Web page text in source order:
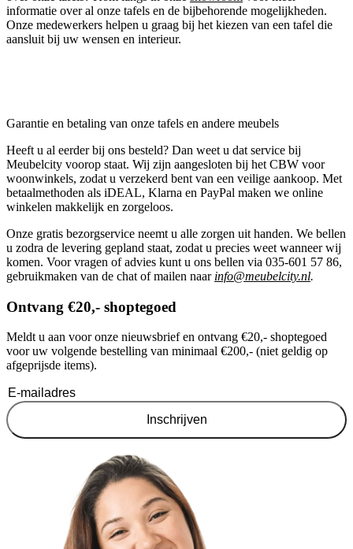
informatie over al onze tafels en de bijbehorende mogelijkheden.
Onze medewerkers helpen u graag bij het kiezen van een tafel die
aansluit bij uw wensen en interieur.
Garantie en betaling van onze tafels en andere meubels
Heeft u al eerder bij ons besteld? Dan weet u dat service bij
Meubelcity voorop staat. Wij zijn aangesloten bij het CBW voor
woonwinkels, zodat u verzekerd bent van een veilige aankoop. Met
betaalmethoden als iDEAL, Klarna en PayPal maken we online
winkelen makkelijk en zorgeloos.
Onze gratis bezorgservice neemt u alle zorgen uit handen. We bellen
u zodra de levering gepland staat, zodat u precies weet wanneer wij
komen. Voor vragen of advies kunt u ons bellen via 035-601 57 86,
gebruikmaken van de chat of mailen naar info@meubelcity.nl.
Ontvang €20,- shoptegoed
Meldt u aan voor onze nieuwsbrief en ontvang €20,- shoptegoed
voor uw volgende bestelling van minimaal €200,- (niet geldig op
afgeprijsde items).
Inschrijven